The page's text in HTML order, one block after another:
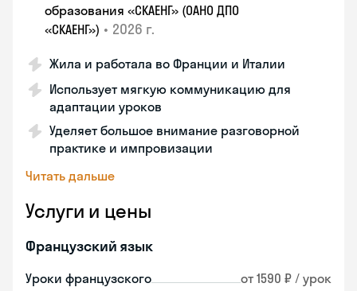
образования «СКАЕНГ» (ОАНО ДПО
«СКАЕНГ») • 2026 г.
Жила и работала во Франции и Италии
Использует мягкую коммуникацию для
адаптации уроков
Уделяет большое внимание разговорной
практике и импровизации
Читать дальше
Услуги и цены
Французский язык
Уроки французского от 1590 ₽ / урок